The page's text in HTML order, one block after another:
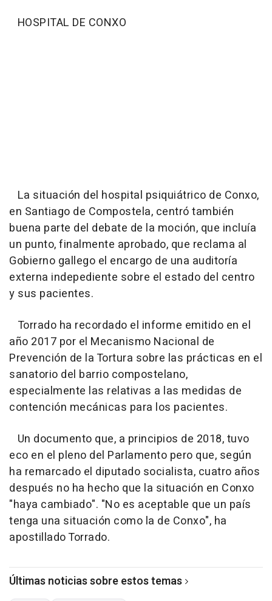
HOSPITAL DE CONXO
La situación del hospital psiquiátrico de Conxo,
en Santiago de Compostela, centró también
buena parte del debate de la moción, que incluía
un punto, finalmente aprobado, que reclama al
Gobierno gallego el encargo de una auditoría
externa indepediente sobre el estado del centro
y sus pacientes.
Torrado ha recordado el informe emitido en el
año 2017 por el Mecanismo Nacional de
Prevención de la Tortura sobre las prácticas en el
sanatorio del barrio compostelano,
especialmente las relativas a las medidas de
contención mecánicas para los pacientes.
Un documento que, a principios de 2018, tuvo
eco en el pleno del Parlamento pero que, según
ha remarcado el diputado socialista, cuatro años
después no ha hecho que la situación en Conxo
"haya cambiado". "No es aceptable que un país
tenga una situación como la de Conxo", ha
apostillado Torrado.
Últimas noticias sobre estos temas